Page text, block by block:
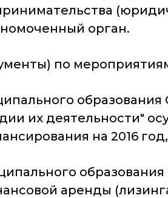
орган.
по
образования
их деятельности"
на 2016
образования
аренды